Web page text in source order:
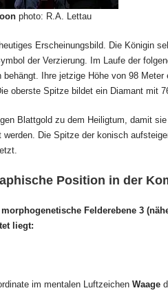
photo: R.A. Lettau
Erscheinungsbild. Die Königin
der Verzierung. Im Laufe der
Ihre jetzige Höhe von 98
oberste Spitze bildet ein Diamant mit
Blattgold zu dem Heiligtum, damit
Die Spitze der konisch
Position in der
Felderebene 3
liegt:
im mentalen Luftzeichen Waage